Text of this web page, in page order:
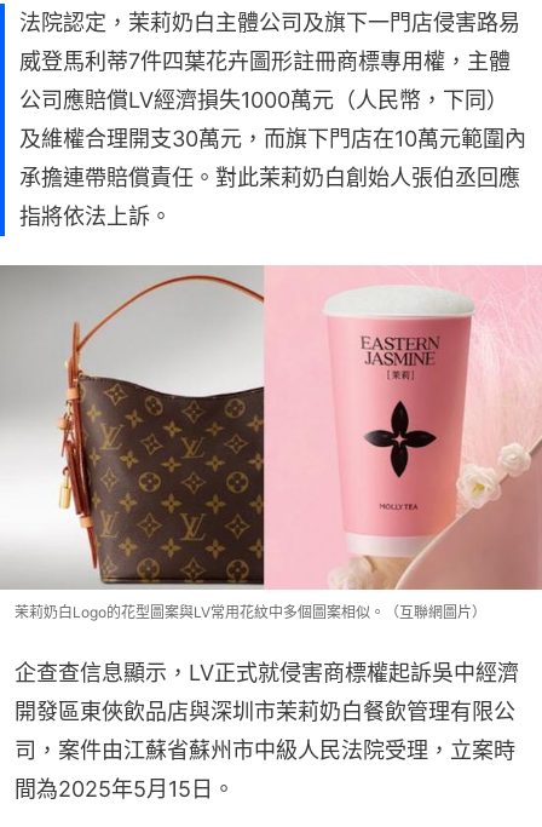
法院認定，茉莉奶白主體公司及旗下一門店侵害路易
威登馬利蒂7件四葉花卉圖形註冊商標專用權，主體
公司應賠償LV經濟損失1000萬元（人民幣，下同）
及維權合理開支30萬元，而旗下門店在10萬元範圍內
承擔連帶賠償責任。對此茉莉奶白創始人張伯丞回應
指將依法上訴。
茉莉奶白Logo的花型圖案與LV常用花紋中多個圖案相似。（互聯網圖片）
企查查信息顯示，LV正式就侵害商標權起訴吳中經濟
開發區東俠飲品店與深圳市茉莉奶白餐飲管理有限公
司，案件由江蘇省蘇州市中級人民法院受理，立案時
間為2025年5月15日。